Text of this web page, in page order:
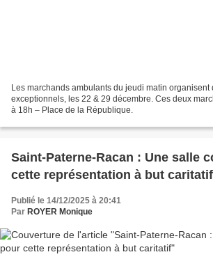
Les marchands ambulants du jeudi matin organisent
exceptionnels, les 22 & 29 décembre. Ces deux
à 18h – Place de la République.
Saint-Paterne-Racan : Une salle
cette représentation à but caritatif
Publié le 14/12/2025 à 20:41
Par ROYER Monique